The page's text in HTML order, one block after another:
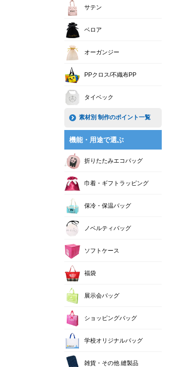
サテン
ベロア
オーガンジー
PPクロス/不織布PP
タイベック
素材別 制作のポイント一覧
機能・用途で選ぶ
折りたたみエコバッグ
巾着・ギフトラッピング
保冷・保温バッグ
ノベルティバッグ
ソフトケース
福袋
展示会バッグ
ショッピングバッグ
学校オリジナルバッグ
雑貨・その他 縫製品